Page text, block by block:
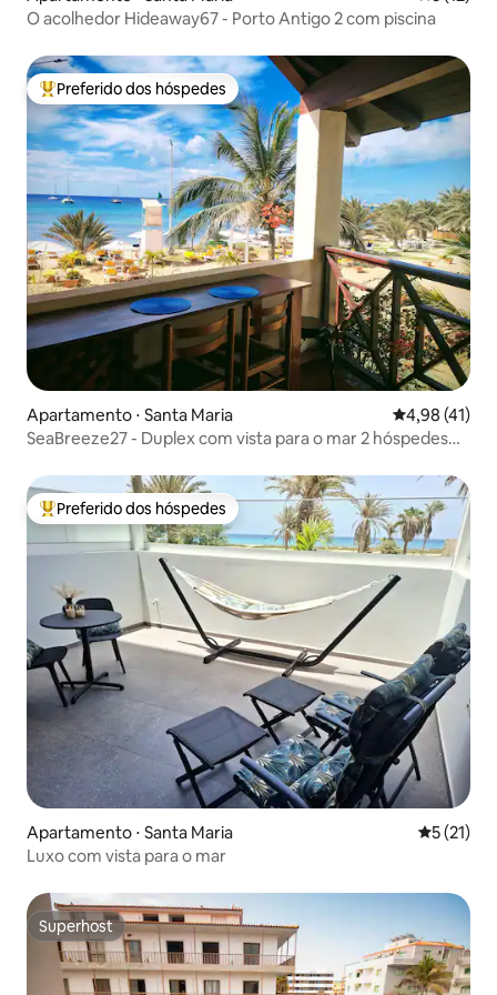
O acolhedor Hideaway67 - Porto Antigo 2 com piscina
Entre os melhores preferidos dos hóspedes
Preferido dos hóspedes
Apartamento ⋅ Santa Maria 4,98 de uma
4,98 (41)
SeaBreeze27 - Duplex com vista para o mar 2 hóspedes
Entre os melhores preferidos dos hóspedes
Preferido dos hóspedes
Apartamento ⋅ Santa Maria 5 de uma
5 (21)
Luxo com vista para o mar
Superhost
Superhost